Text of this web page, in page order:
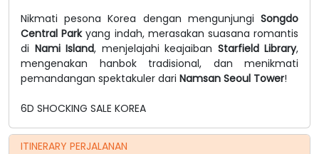
Nikmati pesona Korea dengan mengunjungi Songdo
Central Parkyang indah, merasakan suasana romantis
di Nami Island, menjelajahi keajaiban Starfield Library,
mengenakan hanbok tradisional, dan menikmati
pemandangan spektakuler dari Namsan Seoul Tower!
6D SHOCKING SALE KOREA
ITINERARY PERJALANAN